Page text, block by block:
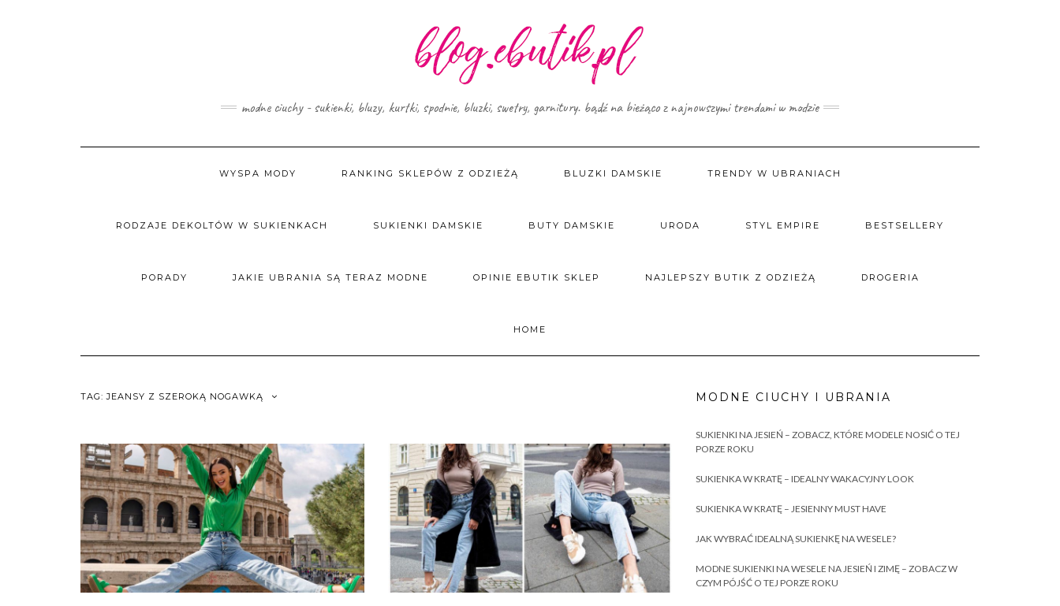
modne ciuchy - sukienki, bluzy, kurtki, spodnie, bluzki, swetry, garnitury. bądź na bieżąco z najnowszymi trendami w modzie
WYSPA MODY RANKING SKLEPÓW Z ODZIEŻĄ BLUZKI DAMSKIE TRENDY W UBRANIACH
RODZAJE DEKOLTÓW W SUKIENKACH SUKIENKI DAMSKIE BUTY DAMSKIE URODA STYL EMPIRE BESTSELLERY
PORADY JAKIE UBRANIA SĄ TERAZ MODNE OPINIE EBUTIK SKLEP NAJLEPSZY BUTIK Z ODZIEŻĄ DROGERIA
HOME
TAG:JEANSY Z SZEROKĄ NOGAWKĄ MODNE CIUCHY I UBRANIA
SUKIENKI NA JESIEŃ – ZOBACZ, KTÓRE MODELE NOSIĆ O TEJ
PORZE ROKU
SUKIENKA W KRATĘ – IDEALNY WAKACYJNY LOOK
SUKIENKA W KRATĘ – JESIENNY MUST HAVE
JAK WYBRAĆ IDEALNĄ SUKIENKĘ NA WESELE?
MODNE SUKIENKI NA WESELE NA JESIEŃ I ZIMĘ – ZOBACZ W
CZYM PÓJŚĆ O TEJ PORZE ROKU